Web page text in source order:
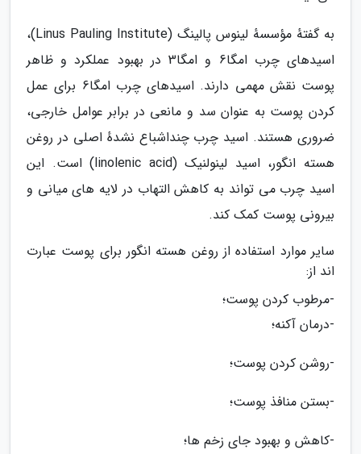
به گفتهٔ مؤسسهٔ لینوس پالینگ (Linus Pauling Institute)،
اسیدهای چرب امگا6 و امگا3 در بهبود عملکرد و ظاهر
پوست نقش مهمی دارند. اسیدهای چرب امگا6 برای عمل
کردن پوست به عنوان سد و مانعی در برابر عوامل خارجی،
ضروری هستند. اسید چرب چنداشباع نشدهٔ اصلی در روغن
هسته انگور، اسید لینولنیک (linolenic acid) است. این
اسید چرب می تواند به کاهش التهاب در لایه های میانی و
بیرونی پوست کمک کند.
سایر موارد استفاده از روغن هسته انگور برای پوست عبارت
اند از:
-مرطوب کردن پوست؛
-درمان آکنه؛
-روشن کردن پوست؛
-بستن منافذ پوست؛
-کاهش و بهبود جای زخم ها؛